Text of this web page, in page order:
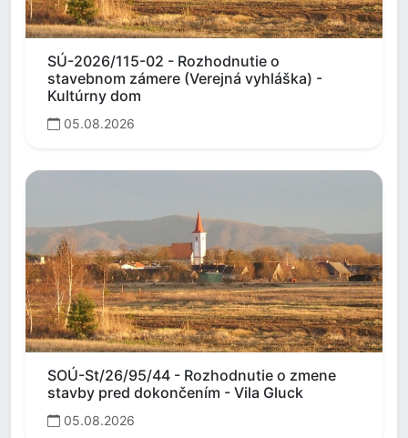
SÚ-2026/115-02 - Rozhodnutie o
stavebnom zámere (Verejná vyhláška) -
Kultúrny dom
05.08.2026
SOÚ-St/26/95/44 - Rozhodnutie o zmene
stavby pred dokončením - Vila Gluck
05.08.2026